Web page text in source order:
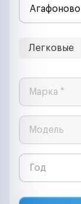
Легковые
Марка *
Модель